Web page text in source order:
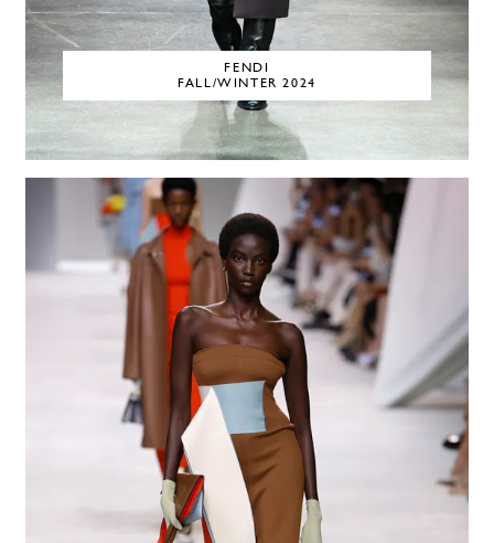
FENDI
FALL/WINTER 2024